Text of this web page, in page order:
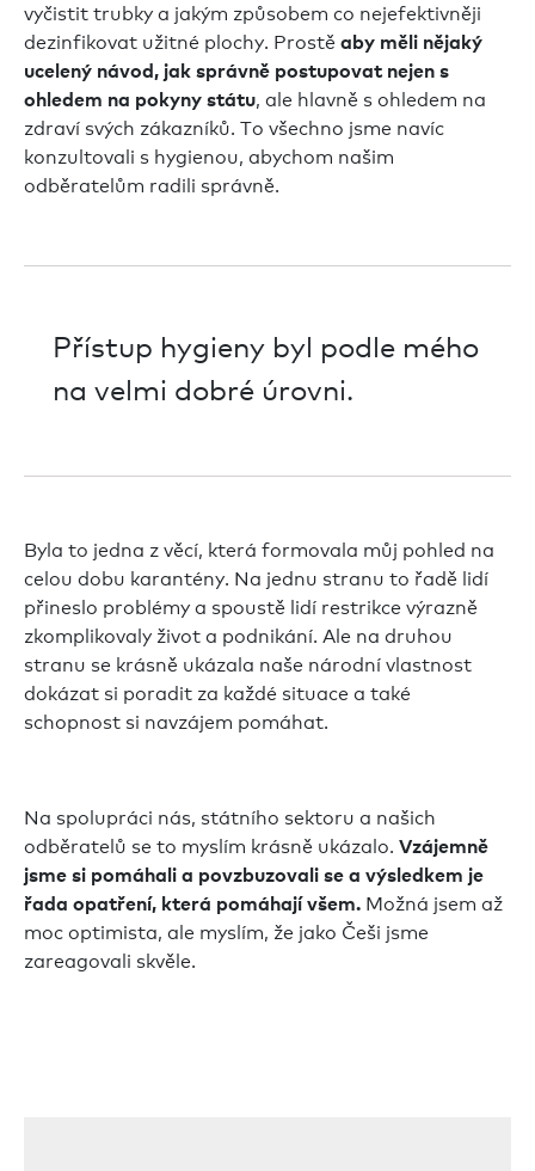
vyčistit trubky a jakým způsobem co nejefektivněji
dezinfikovat užitné plochy. Prostěaby měli nějaký
ucelený návod, jak správně postupovat nejen s
ohledem na pokyny státu, ale hlavně s ohledem na
zdraví svých zákazníků. To všechno jsme navíc
konzultovali s hygienou, abychom našim
odběratelům radili správně.
Přístup hygieny byl podle mého
na velmi dobré úrovni.
Byla to jedna z věcí, která formovala můj pohled na
celou dobu karantény. Na jednu stranu to řadě lidí
přineslo problémy a spoustě lidí restrikce výrazně
zkomplikovaly život a podnikání. Ale na druhou
stranu se krásně ukázala naše národní vlastnost
dokázat si poradit za každé situace a také
schopnost si navzájem pomáhat.
Na spolupráci nás, státního sektoru a našich
odběratelů se to myslím krásně ukázalo. Vzájemně
jsme si pomáhali a povzbuzovali se a výsledkem je
řada opatření, která pomáhají všem. Možná jsem až
moc optimista, ale myslím, že jako Češi jsme
zareagovali skvěle.